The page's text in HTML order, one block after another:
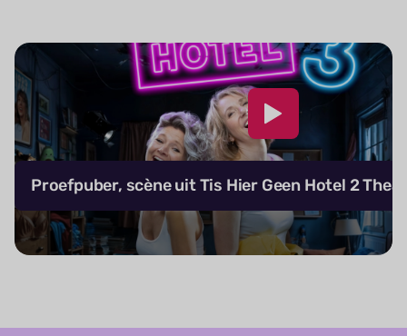
Proefpuber, scène uit Tis Hier Geen Hotel 2